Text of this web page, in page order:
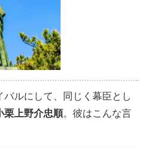
ルにして、同じく幕臣とし
栗上野介忠順。彼はこんな言